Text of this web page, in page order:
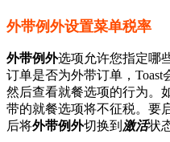
外带例外设置菜单税率
外带例外选项允许您指定哪
订单是否为外带订单，Toast
然后查看就餐选项的行为。
带的就餐选项将不征税。要
后将外带例外切换到 激活状